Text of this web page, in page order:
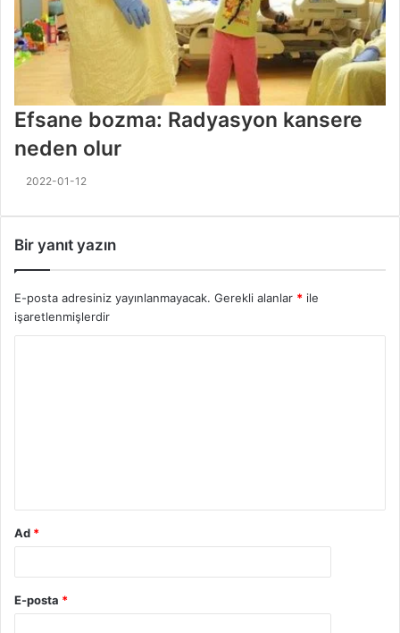
Efsane bozma: Radyasyon kansere
neden olur
2022-01-12
Bir yanıt yazın
E-posta adresiniz yayınlanmayacak. Gerekli alanlar * ile
işaretlenmişlerdir
Ad *
E-posta *